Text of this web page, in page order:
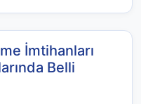
İmtihanları
Belli